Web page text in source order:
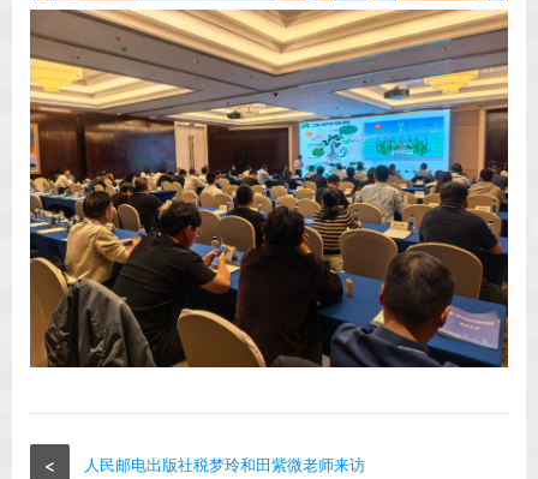
< 人民邮电出版社税梦玲和田紫微老师来访